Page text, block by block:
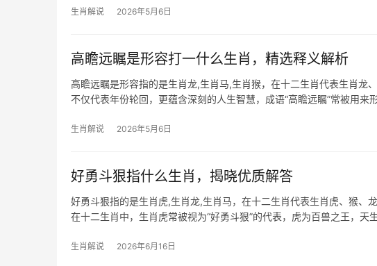
生肖解说 2026年5月6日
高瞻远瞩是形容打一什么生肖，精选释义解析
高瞻远瞩是形容指的是生肖龙,生肖马,生肖猴，在十二生肖代表生肖龙
不仅代表年份轮回，更蕴含深刻的人生智慧，成语“高瞻远瞩”常被用
生肖解说 2026年5月6日
好勇斗狠指什么生肖，揭晓优质解答
好勇斗狠指的是生肖虎,生肖龙,生肖马，在十二生肖代表生肖虎、猴、
在十二生肖中，生肖虎常被视为“好勇斗狠”的代表，虎为百兽之王，
生肖解说 2026年6月16日